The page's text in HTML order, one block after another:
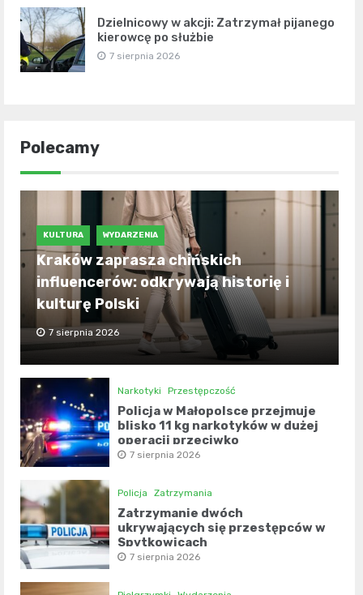
Dzielnicowy w akcji: Zatrzymał pijanego
kierowcę po służbie
7 sierpnia 2026
Polecamy
KULTURA WYDARZENIA
Kraków zaprasza chińskich
influencerów: odkrywają historię i
kulturę Polski
7 sierpnia 2026
Narkotyki Przestępczość
Policja w Małopolsce przejmuje
blisko 11 kg narkotyków w dużej
operacji przeciwko
przestępczości narkotykowej
7 sierpnia 2026
Policja Zatrzymania
Zatrzymanie dwóch
ukrywających się przestępców w
Spytkowicach
7 sierpnia 2026